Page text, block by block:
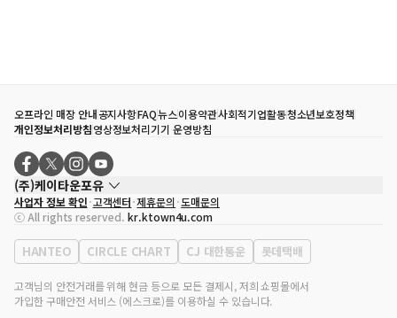
오프라인 매장 안내공지사항FAQ뉴스이용약관사회적기업활동청소년보호정책
개인정보처리방침영상정보처리기기 운영방침
(주)케이타운포유
대표자
송효민
사업자등록번호
120-87-71116
통신판매업 신고번호 제2011-서울강남-02223
대표전화
02-552-9855
사업자 정보 확인 고객센터 제휴문의 도매문의
ⓒ All rights reserved. kr.ktown4u.com
HANTEO CIRCLE CHART CJ 대한통운 롯데택배
고객님의 안전거래를 위해 현금 등으로 모든 결제시, 저희 쇼핑몰에서
가입한 구매안전 서비스 (에스크로)를 이용하실 수 있습니다.